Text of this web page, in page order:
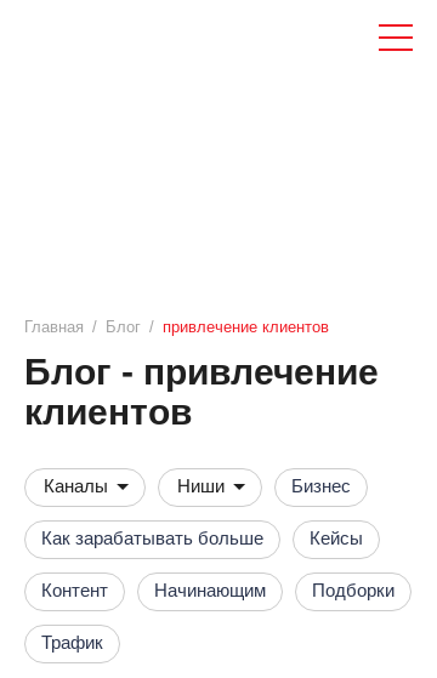
Главная / Блог / привлечение клиентов
Блог - привлечение
клиентов
Каналы Ниши Бизнес
Как зарабатывать больше Кейсы
Контент Начинающим Подборки
Трафик